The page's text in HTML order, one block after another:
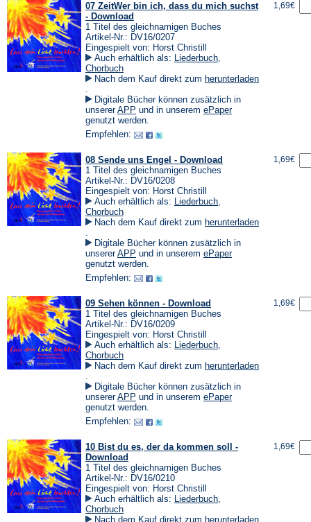
07 ZeitWer bin ich, dass du mich suchst
- Download
1 Titel des gleichnamigen Buches
Artikel-Nr.: DV16/0207
Eingespielt von: Horst Christill
Auch erhältlich als: Liederbuch,
Chorbuch
Nach dem Kauf direkt zum herunterladen
in
einem
neuen
Tab)
.
Digitale Bücher können zusätzlich in
unsererAPP (Öffnet
in
neuen
und in unserem ePaper(Öffnet
genutzt werden.
Empfehlen:
1,69€
08 Sende uns Engel - Download
1 Titel des gleichnamigen Buches
Artikel-Nr.: DV16/0208
Eingespielt von: Horst Christill
Auch erhältlich als: Liederbuch,
Chorbuch
Nach dem Kauf direkt zum herunterladen
in
einem
neuen
Tab)
.
Digitale Bücher können zusätzlich in
unsererAPP (Öffnet
in
neuen
und in unserem ePaper(Öffnet
genutzt werden.
Empfehlen:
1,69€
09 Sehen können - Download
1 Titel des gleichnamigen Buches
Artikel-Nr.: DV16/0209
Eingespielt von: Horst Christill
Auch erhältlich als: Liederbuch,
Chorbuch
Nach dem Kauf direkt zum herunterladen
in
einem
neuen
Tab)
.
Digitale Bücher können zusätzlich in
unsererAPP (Öffnet
in
neuen
und in unserem ePaper(Öffnet
genutzt werden.
Empfehlen:
1,69€
10 Bist du es, der da kommen soll -
Download
1 Titel des gleichnamigen Buches
Artikel-Nr.: DV16/0210
Eingespielt von: Horst Christill
Auch erhältlich als: Liederbuch,
Chorbuch
Nach dem Kauf direkt zum herunterladen
1,69€